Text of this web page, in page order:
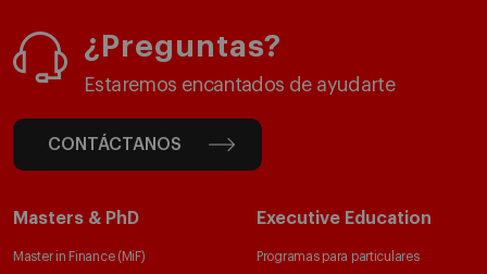
¿Preguntas?
Estaremos encantados de ayudarte
CONTÁCTANOS
Masters & PhD
Master in Finance (MiF)
Executive Education
Programas para particulares